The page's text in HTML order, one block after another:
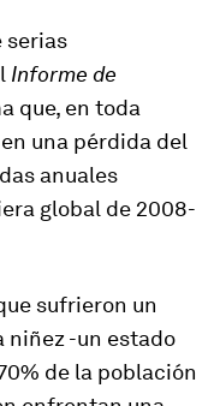
serias
Informe de
que, en toda
una pérdida del
anuales
global de 2008-
sufrieron un
niñez -un estado
de la población